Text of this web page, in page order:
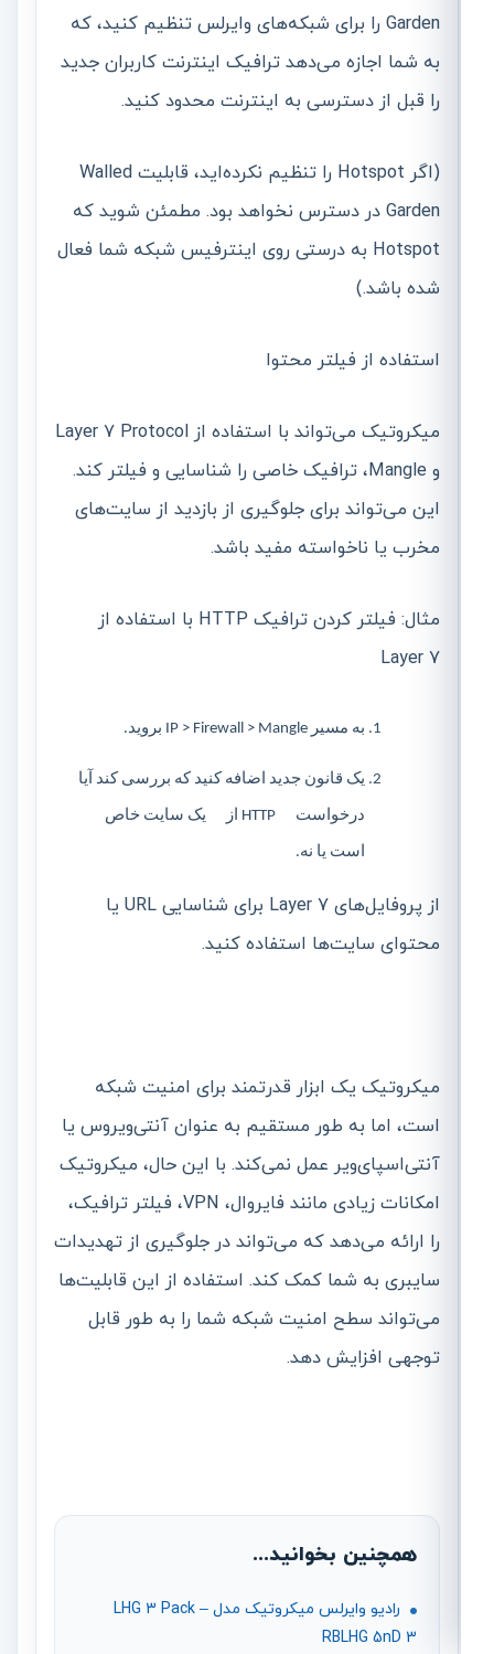
Garden را برای شبکه‌های وایرلس تنظیم کنید، که
به شما اجازه می‌دهد ترافیک اینترنت کاربران جدید
را قبل از دسترسی به اینترنت محدود کنید.
(اگر Hotspot را تنظیم نکرده‌اید، قابلیت Walled
Garden در دسترس نخواهد بود. مطمئن شوید که
Hotspot به درستی روی اینترفیس شبکه شما فعال
شده باشد.)
استفاده از فیلتر محتوا
میکروتیک می‌تواند با استفاده از Layer 7 Protocol
و Mangle، ترافیک خاصی را شناسایی و فیلتر کند.
این می‌تواند برای جلوگیری از بازدید از سایت‌های
مخرب یا ناخواسته مفید باشد.
مثال: فیلتر کردن ترافیک HTTP با استفاده از
Layer 7
به مسیر IP > Firewall > Mangle بروید.
یک قانون جدید اضافه کنید که بررسی کند آیا
درخواست HTTP از یک سایت خاص
است یا نه.
از پروفایل‌های Layer 7 برای شناسایی URL یا
محتوای سایت‌ها استفاده کنید.
میکروتیک یک ابزار قدرتمند برای امنیت شبکه
است، اما به طور مستقیم به عنوان آنتی‌ویروس یا
آنتی‌اسپای‌ویر عمل نمی‌کند. با این حال، میکروتیک
امکانات زیادی مانند فایروال، VPN، فیلتر ترافیک،
را ارائه می‌دهد که می‌تواند در جلوگیری از تهدیدات
سایبری به شما کمک کند. استفاده از این قابلیت‌ها
می‌تواند سطح امنیت شبکه شما را به طور قابل
توجهی افزایش دهد.
همچنین بخوانید...
رادیو وایرلس میکروتیک مدل LHG 3 Pack –
RBLHG 5nD 3